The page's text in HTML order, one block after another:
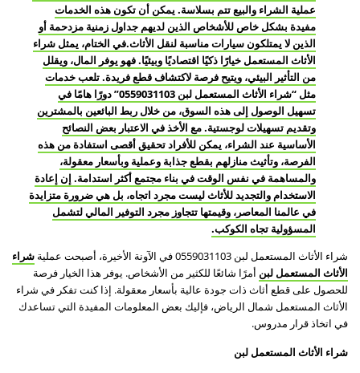
عملية الشراء والبيع تتم بسلاسة. يمكن أن تكون هذه الخدمات
مفيدة بشكل خاص للأشخاص الذين لديهم جداول زمنية مزدحمة أو
الذين لا يمتلكون سيارات مناسبة لنقل الأثاث.في الختام، يمثل شراء
الأثاث المستعمل خيارًا ذكيًا اقتصاديًا وبيئيًا. فهو يوفر المال، ويقلل
من التأثير البيئي، ويتيح فرصة لاكتشاف قطع فريدة. تلعب خدمات
مثل “شراء الأثاث المستعمل لبن 0559031103” دورًا هامًا في
تسهيل الوصول إلى هذه السوق، من خلال ربط البائعين بالمشترين
وتقديم تسهيلات لوجستية. مع الأخذ في الاعتبار بعض النصائح
الأساسية عند الشراء، يمكن للأفراد تحقيق أقصى استفادة من هذه
الفرصة، وتأثيث منازلهم بقطع جذابة وعملية وبأسعار معقولة،
والمساهمة في نفس الوقت في بناء مجتمع أكثر استدامة. إن إعادة
الاستخدام والتجديد للأثاث ليست مجرد اتجاه، بل هي ضرورة متزايدة
في عالمنا المعاصر، وقيمتها تتجاوز مجرد التوفير المالي لتشمل
المسؤولية تجاه الكوكب.
شراء الأثاث المستعمل لبن 0559031103 في الآونة الأخيرة، أصبحت عملية
شراء
الأثاث المستعمل لبن أمرًا شائعًا للكثير من الأشخاص. يوفر هذا الخيار فرصة
للحصول على قطع أثاث ذات جودة عالية بأسعار معقولة. إذا كنت تفكر في شراء
الأثاث المستعمل شمال الرياض، فإليك بعض المعلومات المفيدة التي تساعدك
في اتخاذ قرار مدروس.
شراء الأثاث المستعمل لبن